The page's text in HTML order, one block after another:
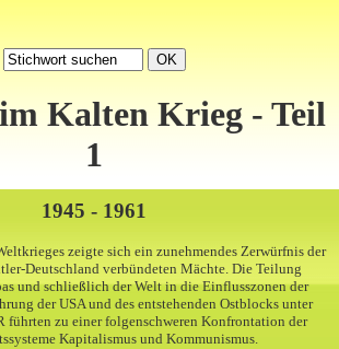
Kalten Krieg - Teil
1
1945 - 1961
zeigte sich ein zunehmendes Zerwürfnis der
Deutschland verbündeten Mächte. Die Teilung
und schließlich der Welt in die Einflusszonen der
der USA und des entstehenden Ostblocks unter
führten zu einer folgenschweren Konfrontation der
Kapitalismus und Kommunismus.